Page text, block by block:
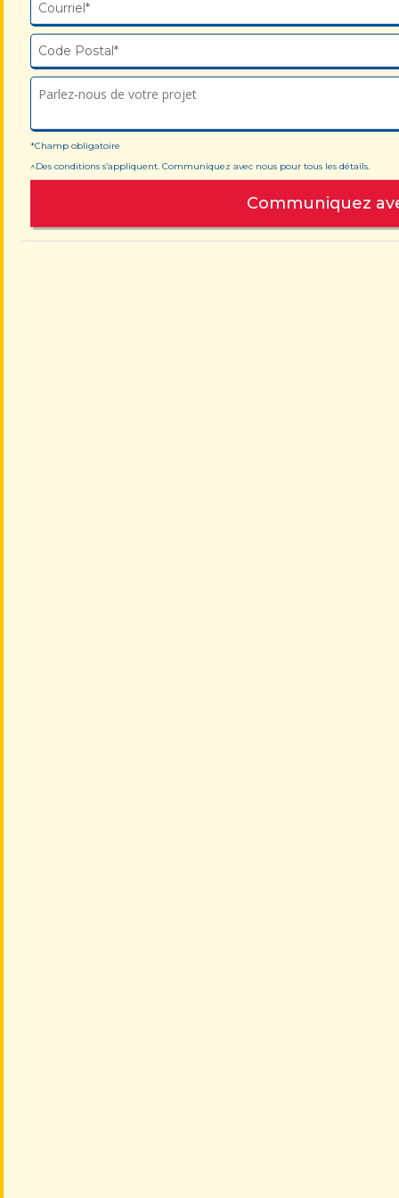
Parlez-nous de votre projet
*Champ obligatoire
^Des conditions s’appliquent. Communiquez avec nous pour tous les détails.